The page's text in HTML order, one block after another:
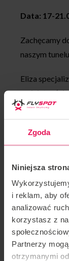
Zgoda
Niniejsza
i reklam, aby
analizować
korzystasz z
Partnerzy
otrzymanymi
Data: 17-
Zachęcamy
naszym
Eliza
umiejętności
tworząc
ze
zarówno na
Posługuje
francuskim i
Coaching
Jeśli chcesz
pytania,